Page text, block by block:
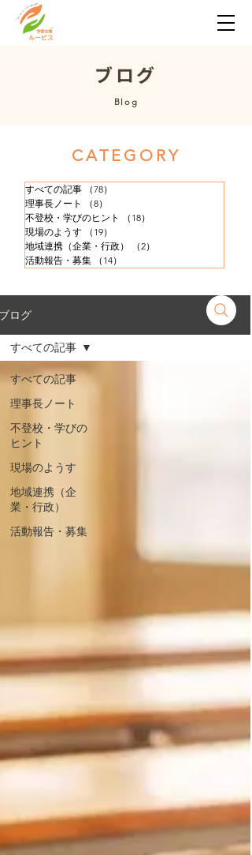
​ブログ
​Blog
​CATEGORY
すべての記事 （78）
理事長ノート
（8）
不登校・学びのヒント
（18）
現場のようす
（19）
地域連携（企業・行政）
（2）
活動報告・募集
（14）
ログ
すべての記事
理事長ノート
不登校・学びの
ヒント
現場のようす
地域連携（企
業・行政）
活動報告・募集
すべての記事